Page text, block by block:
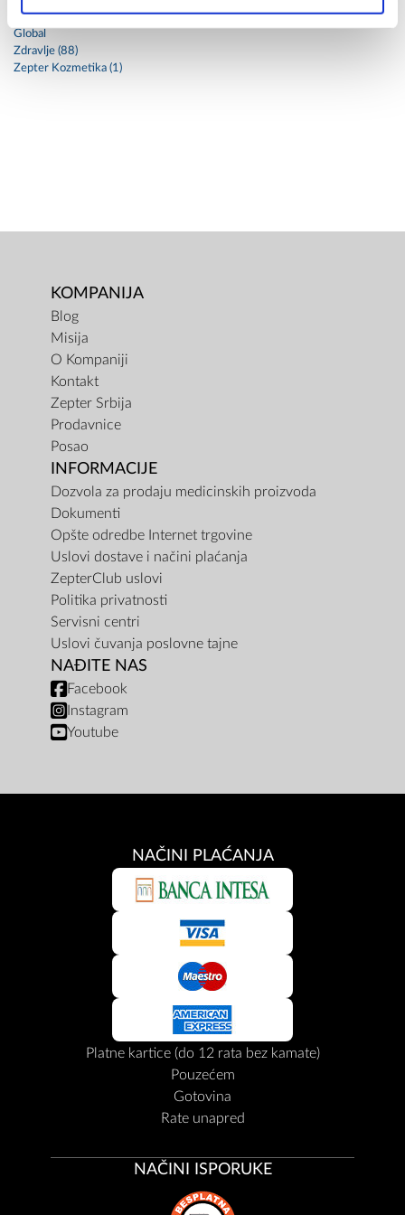
Artzept (3)
Global
Zdravlje (88)
Zepter Kozmetika (1)
KOMPANIJA
Blog
Misija
O Kompaniji
Kontakt
Zepter Srbija
Prodavnice
Posao
INFORMACIJE
Dozvola za prodaju medicinskih proizvoda
Dokumenti
Opšte odredbe Internet trgovine
Uslovi dostave i načini plaćanja
ZepterClub uslovi
Politika privatnosti
Servisni centri
Uslovi čuvanja poslovne tajne
NAĐITE NAS
Facebook
Instagram
Youtube
NAČINI PLAĆANJA
Platne kartice (do 12 rata bez kamate)
Pouzećem
Gotovina
Rate unapred
NAČINI ISPORUKE